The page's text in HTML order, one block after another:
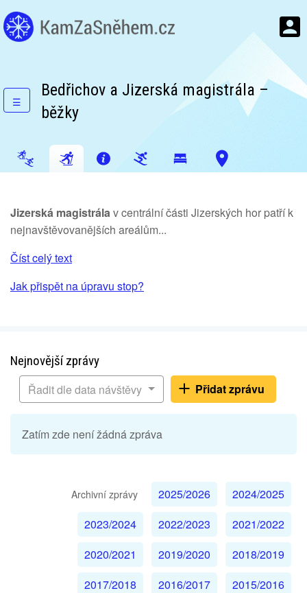
☰
Bedřichov a Jizerská magistrála –
běžky
Jizerská magistrálav centrální části Jizerských hor patří k
nejnavštěvovanějších areálům...
Číst celý text
Jak přispět na úpravu stop?
Nejnovější zprávy
Řadit dle data návštěvy
Přidat zprávu
Zatím zde není žádná zpráva
Archivní zprávy 2025/2026
2024/2025
2023/2024
2022/2023
2021/2022
2020/2021
2019/2020
2018/2019
2017/2018
2016/2017
2015/2016